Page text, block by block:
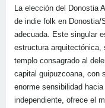
La elección del Donostia
de indie folk en Donostia/
adecuada. Este singular
estructura arquitectónica,
templo consagrado al
capital guipuzcoana, con
enorme sensibilidad
independiente, ofrece el